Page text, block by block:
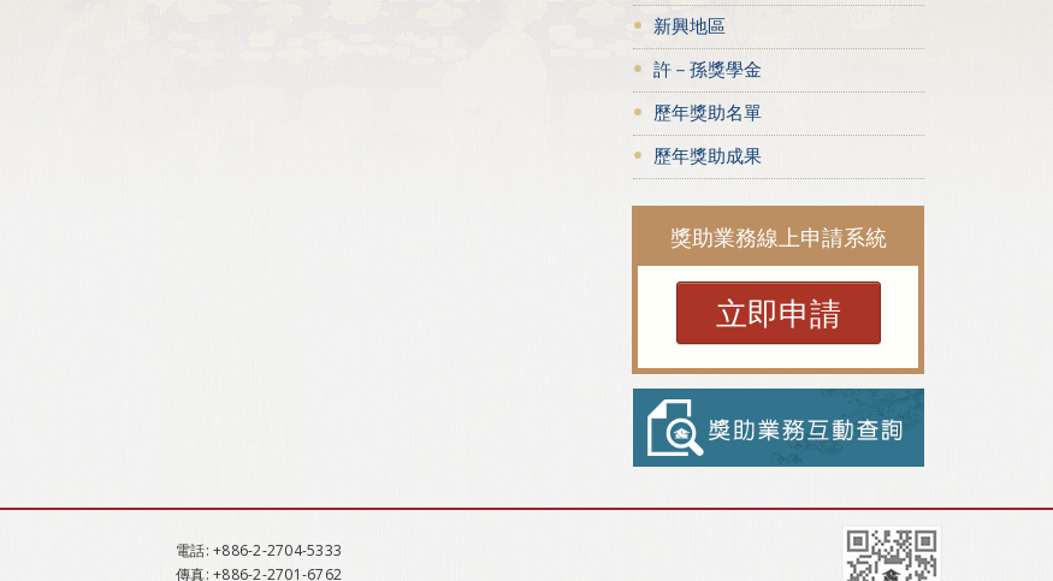
新興地區
許－孫獎學金
歷年獎助名單
歷年獎助成果
獎助業務線上申請系統
立即申請
電話: +886-2-2704-5333
傳真: +886-2-2701-6762